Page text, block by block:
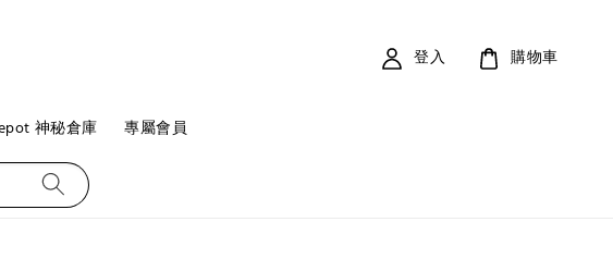
神秘倉庫 專屬會員
登入 購物車